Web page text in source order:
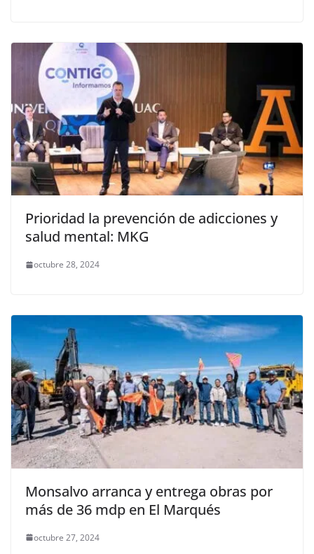
Prioridad la prevención de adicciones y
salud mental: MKG
octubre 28, 2024
Monsalvo arranca y entrega obras por
más de 36 mdp en El Marqués
octubre 27, 2024